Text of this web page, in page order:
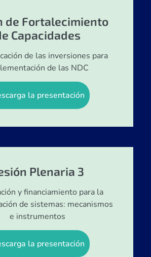
de Fortalecimiento
Capacidades
de las inversiones para
de las NDC
la presentación
Plenaria 3
y financiamiento para la
de sistemas: mecanismos
e instrumentos
la presentación